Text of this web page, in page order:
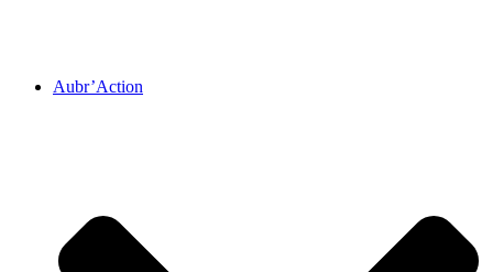
Aubr’Action